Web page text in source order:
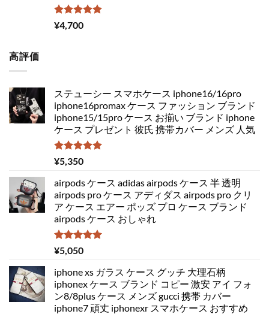
5段階中
5.00
¥4,700
高評価
ステューシー スマホケース iphone16/16pro
iphone16promax ケース ファッション ブランド
iphone15/15pro ケース お揃い ブランド iphone
ケース プレゼント 彼氏 携帯カバー メンズ 人気
5段階中
5.00
¥5,350
airpods ケース adidas airpods ケース 半 透明
airpods pro ケース アディダス airpods pro クリ
ア ケース エアー ポッズ プロ ケース ブランド
airpods ケース おしゃれ
5段階中
5.00
¥5,050
iphone xs ガラス ケース グッチ 大理石柄
iphonex ケース ブランド コピー 激安 アイ フォ
ン8/8plus ケース メンズ gucci 携帯 カバー
iphone7 頑丈 iphonexr スマホケース おすすめ